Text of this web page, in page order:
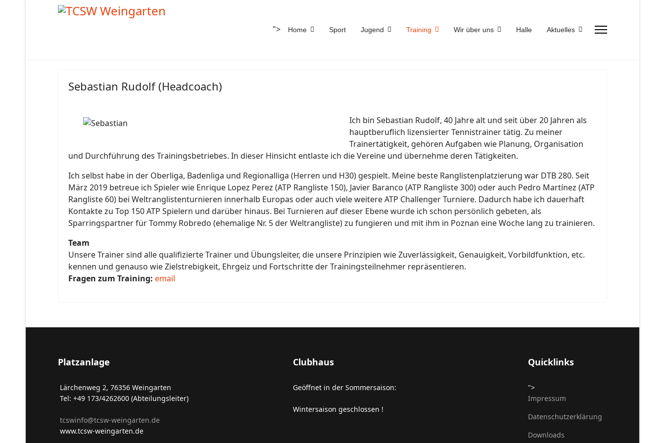
"> Home Sport Jugend Training Wir über uns Halle Aktuelles
Sebastian Rudolf (Headcoach)
Ich bin Sebastian Rudolf, 40 Jahre alt und seit über 20 Jahren als
hauptberuflich lizensierter Tennistrainer tätig. Zu meiner
Trainertätigkeit, gehören Aufgaben wie Planung, Organisation
und Durchführung des Trainingsbetriebes. In dieser Hinsicht entlaste ich die Vereine und übernehme deren Tätigkeiten.
Ich selbst habe in der Oberliga, Badenliga und Regionalliga (Herren und H30) gespielt. Meine beste Ranglistenplatzierung war DTB 280. Seit
März 2019 betreue ich Spieler wie Enrique Lopez Perez (ATP Rangliste 150), Javier Baranco (ATP Rangliste 300) oder auch Pedro Martínez (ATP
Rangliste 60) bei Weltranglistenturnieren innerhalb Europas oder auch viele weitere ATP Challenger Turniere. Dadurch habe ich dauerhaft
Kontakte zu Top 150 ATP Spielern und darüber hinaus. Bei Turnieren auf dieser Ebene wurde ich schon persönlich gebeten, als
Sparringspartner für Tommy Robredo (ehemalige Nr. 5 der Weltrangliste) zu fungieren und mit ihm in Poznan eine Woche lang zu trainieren.
Team
Unsere Trainer sind alle qualifizierte Trainer und Übungsleiter, die unsere Prinzipien wie Zuverlässigkeit, Genauigkeit, Vorbildfunktion, etc.
kennen und genauso wie Zielstrebigkeit, Ehrgeiz und Fortschritte der Trainingsteilnehmer repräsentieren.
Fragen zum Training: email
Platzanlage
Lärchenweg 2, 76356 Weingarten
Tel: +49 173/4262600 (Abteilungsleiter)
tcswinfo@tcsw-weingarten.de
www.tcsw-weingarten.de
Clubhaus
Geöffnet in der Sommersaison:
Wintersaison geschlossen !
Quicklinks
">
Impressum
Datenschutzerklärung
Downloads